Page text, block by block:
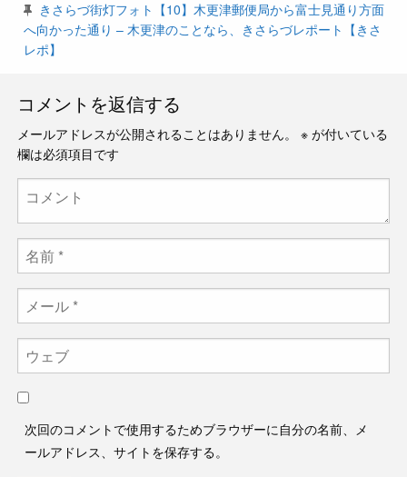
きさらづ街灯フォト【10】木更津郵便局から富士見通り方面
へ向かった通り – 木更津のことなら、きさらづレポート【きさ
レポ】
コメントを返信する
メールアドレスが公開されることはありません。 ※ が付いている
欄は必須項目です
次回のコメントで使用するためブラウザーに自分の名前、メ
ールアドレス、サイトを保存する。